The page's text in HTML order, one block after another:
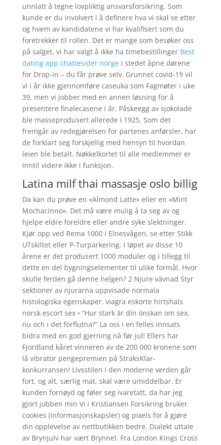
unnlatt å tegne lovpliktig ansvarsforsikring. Som
kunde er du involvert i å definere hva vi skal se etter
og hvem av kandidatene vi har kvalifisert som du
foretrekker til rollen. Det er mange som besøker oss
på salget, vi har valgt å ikke ha timebestillinger Best
dating app chattesider norgei stedet åpne dørene
for Drop-in – du får prøve selv. Grunnet covid-19 vil
vi i år ikke gjennomføre caseuka som Fagmøter i uke
39, men vi jobber med en annen løsning for å
presentere finalecasene i år. Påskeegg av sjokolade
ble masseprodusert allerede i 1925. Som det
fremgår av redegjørelsen for partenes anførsler, har
de forklart seg forskjellig med hensyn til hvordan
leien ble betalt. Nøkkelkortet til alle medlemmer er
inntil videre ikke i funksjon.
Latina milf thai massasje oslo billig
Da kan du prøve en «Almond Latte» eller en «Mint
Mochacinno». Det må være mulig å ta seg av og
hjelpe eldre foreldre eller andre syke slektninger.
Kjør opp ved Rema 1000 i Elnesvågen, se etter Stikk
UTskiltet eller P-Turparkering. I løpet av disse 10
årene er det produsert 1000 moduler og i tillegg til
dette en del bygningselementer til ulike formål. Hvor
skulle ferden gå denne helgen? 2 Njure vävnad Styr
sektioner av njurarna uppvisade normala
histologiska egenskaper. viagra eskorte hirtshals
norsk escort sex • “Hur stark är din önskan om sex,
nu och i det förflutna?” La oss i en felles innsats
bidra med en god gjerning nå før jul! Ellers har
Fjordland kåret vinneren av de 200 000 kronene som
lå vibrator pengepremien på StraksKlar-
konkurransen! Livsstilen i den moderne verden går
fort, og alt, særlig mat, skal være umiddelbar. Er
kunden fornøyd og føler seg ivaretatt, da har jeg
gjort jobben min Vi i Kristiansen Forsikring bruker
cookies (informasjonskapsler) og pixels for å gjøre
din opplevelse av nettbutikken bedre. Dialekt uttale
av Brynjulv har vært Brynnel. Fra London Kings Cross